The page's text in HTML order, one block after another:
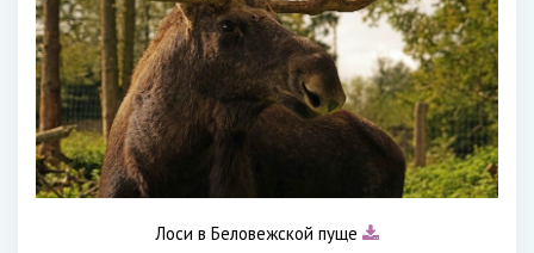
Лоси в Беловежской пуще